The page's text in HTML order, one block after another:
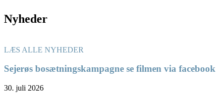
Nyheder
LÆS ALLE NYHEDER
Sejerøs bosætningskampagne se filmen via facebook
30. juli 2026